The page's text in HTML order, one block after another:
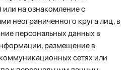
на ознакомление с
неограниченного круга лиц, в
персональных данных в
размещение в
сетях или